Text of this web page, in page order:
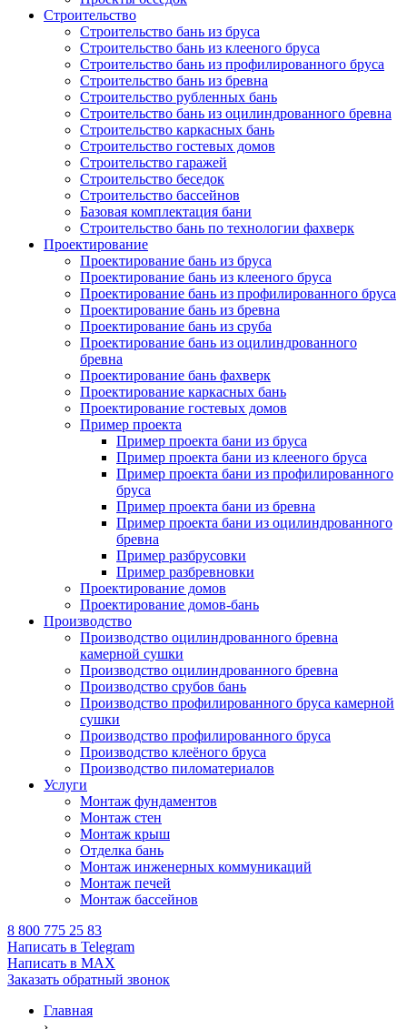
Строительство
Строительство бань из бруса
Строительство бань из клееного бруса
Строительство бань из профилированного бруса
Строительство бань из бревна
Строительство рубленных бань
Строительство бань из оцилиндрованного бревна
Строительство каркасных бань
Строительство гостевых домов
Строительство гаражей
Строительство беседок
Строительство бассейнов
Базовая комплектация бани
Строительство бань по технологии фахверк
Проектирование
Проектирование бань из бруса
Проектирование бань из клееного бруса
Проектирование бань из профилированного бруса
Проектирование бань из бревна
Проектирование бань из сруба
Проектирование бань из оцилиндрованного
бревна
Проектирование бань фахверк
Проектирование каркасных бань
Проектирование гостевых домов
Пример проекта
Пример проекта бани из бруса
Пример проекта бани из клееного бруса
Пример проекта бани из профилированного
бруса
Пример проекта бани из бревна
Пример проекта бани из оцилиндрованного
бревна
Пример разбрусовки
Пример разбревновки
Проектирование домов
Проектирование домов-бань
Производство
Производство оцилиндрованного бревна
камерной сушки
Производство оцилиндрованного бревна
Производство срубов бань
Производство профилированного бруса камерной
сушки
Производство профилированного бруса
Производство клеёного бруса
Производство пиломатериалов
Услуги
Монтаж фундаментов
Монтаж стен
Монтаж крыш
Отделка бань
Монтаж инженерных коммуникаций
Монтаж печей
Монтаж бассейнов
8 800 775 25 83
Написать в Telegram
Написать в MAX
Заказать обратный звонок
Главная